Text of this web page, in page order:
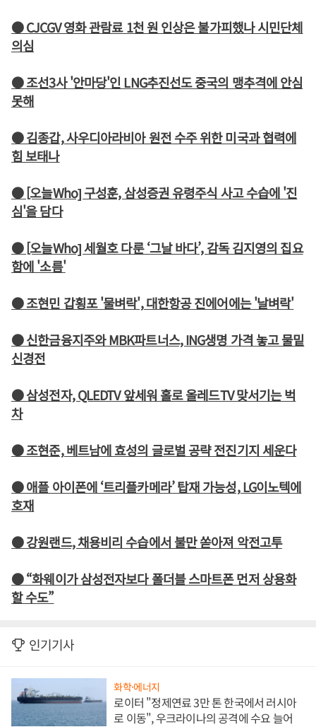
● CJCGV 영화 관람료 1천 원 인상은 불가피했나 시민단체
의심
● 조선3사 '안마당'인 LNG추진선도 중국의 맹추격에 안심
못해
● 김종갑, 사우디아라비아 원전 수주 위한 미국과 협력에
힘 보태나
● [오늘Who] 구성훈, 삼성증권 유령주식 사고 수습에 '진
심'을 담다
● [오늘Who] 세월호 다룬 ‘그날 바다’, 감독 김지영의 집요
함에 '소름'
● 조현민 갑횡포 '물벼락', 대한항공 진에어에는 '날벼락'
● 신한금융지주와 MBK파트너스, ING생명 가격 놓고 물밑
신경전
● 삼성전자, QLEDTV 앞세워 홀로 올레드TV 맞서기는 벅
차
● 조현준, 베트남에 효성의 글로벌 공략 전진기지 세운다
● 애플 아이폰에 ‘트리플카메라’ 탑재 가능성, LG이노텍에
호재
● 강원랜드, 채용비리 수습에서 불만 쏟아져 악전고투
● “화웨이가 삼성전자보다 폴더블 스마트폰 먼저 상용화
할 수도”
인기기사
화학·에너지
로이터 "정제연료 3만 톤 한국에서 러시아
로 이동", 우크라이나의 공격에 수요 늘어